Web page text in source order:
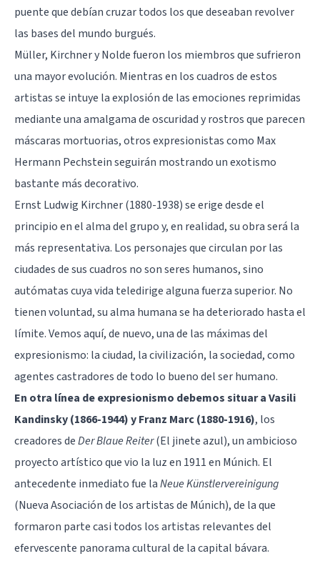
puente que debían cruzar todos los que deseaban revolver
las bases del mundo burgués.
Müller, Kirchner y Nolde fueron los miembros que sufrieron
una mayor evolución. Mientras en los cuadros de estos
artistas se intuye la explosión de las emociones reprimidas
mediante una amalgama de oscuridad y rostros que parecen
máscaras mortuorias, otros expresionistas como Max
Hermann Pechstein seguirán mostrando un exotismo
bastante más decorativo.
Ernst Ludwig Kirchner (1880-1938) se erige desde el
principio en el alma del grupo y, en realidad, su obra será la
más representativa. Los personajes que circulan por las
ciudades de sus cuadros no son seres humanos, sino
autómatas cuya vida teledirige alguna fuerza superior. No
tienen voluntad, su alma humana se ha deteriorado hasta el
límite. Vemos aquí, de nuevo, una de las máximas del
expresionismo: la ciudad, la civilización, la sociedad, como
agentes castradores de todo lo bueno del ser humano.
En otra línea de expresionismo debemos situar a Vasili
Kandinsky (1866-1944) y Franz Marc (1880-1916), los
creadores deDer Blaue Reiter(El jinete azul), un ambicioso
proyecto artístico que vio la luz en 1911 en Múnich. El
antecedente inmediato fue laNeue Künstlervereinigung
(Nueva Asociación de los artistas de Múnich), de la que
formaron parte casi todos los artistas relevantes del
efervescente panorama cultural de la capital bávara.